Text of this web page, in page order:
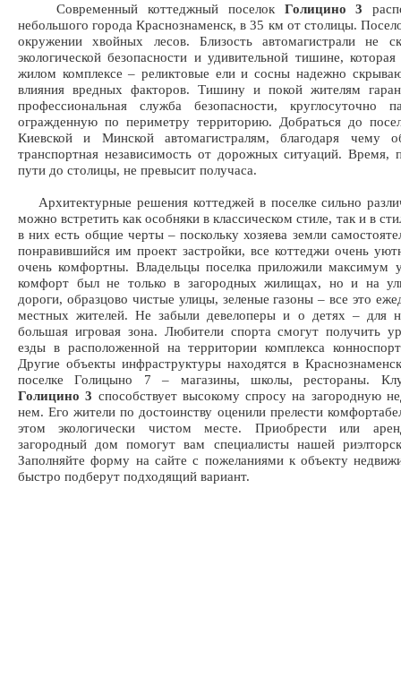
Современный коттеджный поселок Голицино 3
небольшого города Краснознаменск, в 35 км от столицы.
окружении хвойных лесов. Близость автомагистрали не
экологической безопасности и удивительной тишине,
жилом комплексе – реликтовые ели и сосны надежно
влияния вредных факторов. Тишину и покой жителям
профессиональная служба безопасности, круглосуточно
огражденную по периметру территорию. Добраться до
Киевской и Минской автомагистралям, благодаря чему
транспортная независимость от дорожных ситуаций. Время,
пути до столицы, не превысит получаса.
Архитектурные решения коттеджей в поселке сильно
можно встретить как особняки в классическом стиле, так и в
в них есть общие черты – поскольку хозяева земли
понравившийся им проект застройки, все коттеджи очень
очень комфортны. Владельцы поселка приложили максимум
комфорт был не только в загородных жилищах, но и на
дороги, образцово чистые улицы, зеленые газоны – все это
местных жителей. Не забыли девелоперы и о детях – для
большая игровая зона. Любители спорта смогут получить
езды в расположенной на территории комплекса
Другие объекты инфраструктуры находятся в
поселке Голицыно 7 – магазины, школы, рестораны.
Голицино 3 способствует высокому спросу на загородную
нем. Его жители по достоинству оценили прелести
этом экологически чистом месте. Приобрести или
загородный дом помогут вам специалисты нашей
Заполняйте форму на сайте с пожеланиями к объекту
быстро подберут подходящий вариант.